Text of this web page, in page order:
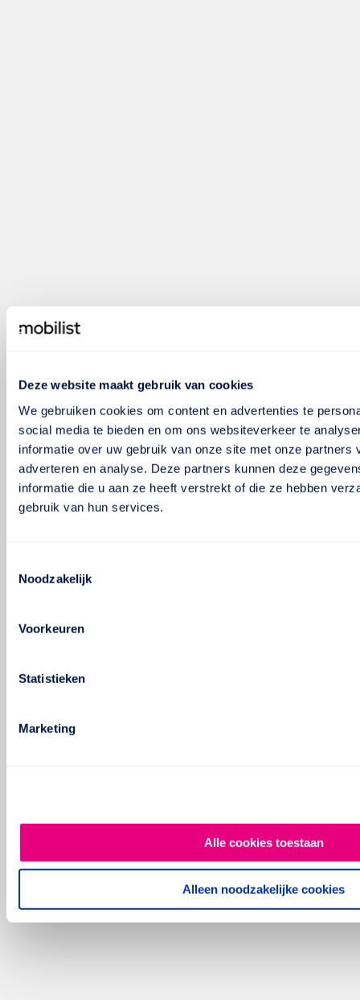
Deze website maakt gebruik van cookies
We gebruiken cookies om content en advertenties te
social media te bieden en om ons websiteverkeer te
informatie over uw gebruik van onze site met onze partners
adverteren en analyse. Deze partners kunnen deze
informatie die u aan ze heeft verstrekt of die ze hebben
gebruik van hun services.
Noodzakelijk
Voorkeuren
Statistieken
Marketing
Alle cookies toestaan
Alleen noodzakelijke cookies